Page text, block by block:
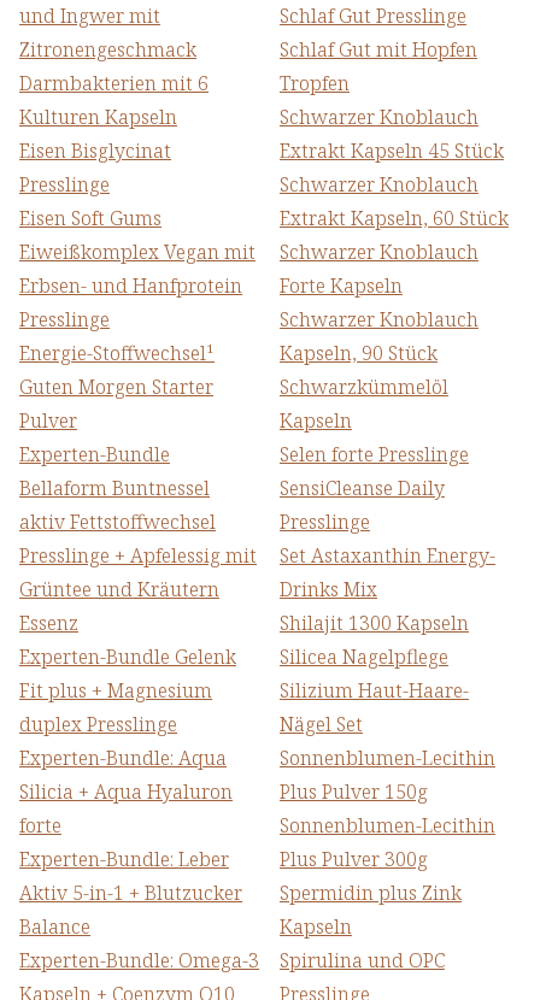
und Ingwer mit
Zitronengeschmack
Darmbakterien mit 6
Kulturen Kapseln
Eisen Bisglycinat
Presslinge
Eisen Soft Gums
Eiweißkomplex Vegan mit
Erbsen- und Hanfprotein
Presslinge
Energie-Stoffwechsel¹
Guten Morgen Starter
Pulver
Experten-Bundle
Bellaform Buntnessel
aktiv Fettstoffwechsel
Presslinge + Apfelessig mit
Grüntee und Kräutern
Essenz
Experten-Bundle Gelenk
Fit plus + Magnesium
duplex Presslinge
Experten-Bundle: Aqua
Silicia + Aqua Hyaluron
forte
Experten-Bundle: Leber
Aktiv 5-in-1 + Blutzucker
Balance
Experten-Bundle: Omega-3
Kapseln + Coenzym Q10
Schlaf Gut Presslinge
Schlaf Gut mit Hopfen
Tropfen
Schwarzer Knoblauch
Extrakt Kapseln 45 Stück
Schwarzer Knoblauch
Extrakt Kapseln, 60 Stück
Schwarzer Knoblauch
Forte Kapseln
Schwarzer Knoblauch
Kapseln, 90 Stück
Schwarzkümmelöl
Kapseln
Selen forte Presslinge
SensiCleanse Daily
Presslinge
Set Astaxanthin Energy-
Drinks Mix
Shilajit 1300 Kapseln
Silicea Nagelpflege
Silizium Haut-Haare-
Nägel Set
Sonnenblumen-Lecithin
Plus Pulver 150g
Sonnenblumen-Lecithin
Plus Pulver 300g
Spermidin plus Zink
Kapseln
Spirulina und OPC
Presslinge